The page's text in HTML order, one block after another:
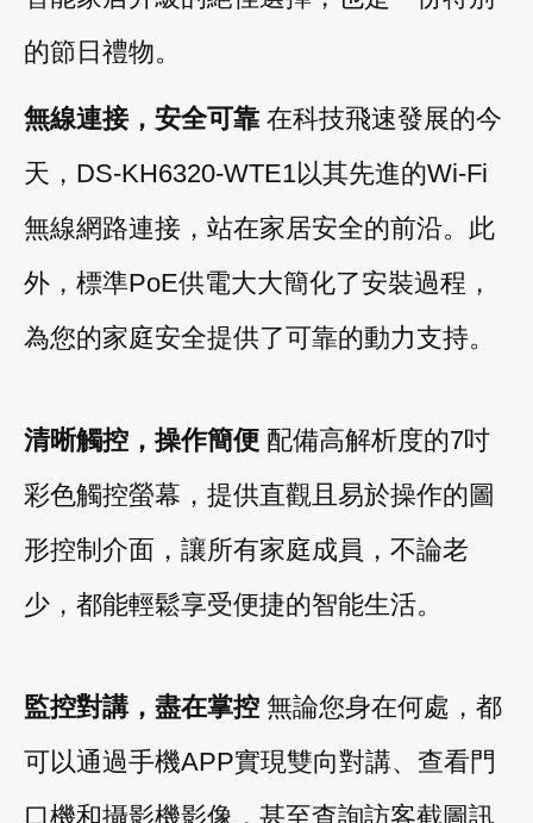
的節日禮物。
無線連接，安全可靠 在科技飛速發展的今
天，DS-KH6320-WTE1以其先進的Wi-Fi
無線網路連接，站在家居安全的前沿。此
外，標準PoE供電大大簡化了安裝過程，
為您的家庭安全提供了可靠的動力支持。
清晰觸控，操作簡便 配備高解析度的7吋
彩色觸控螢幕，提供直觀且易於操作的圖
形控制介面，讓所有家庭成員，不論老
少，都能輕鬆享受便捷的智能生活。
監控對講，盡在掌控 無論您身在何處，都
可以通過手機APP實現雙向對講、查看門
口機和攝影機影像，甚至查詢訪客截圖訊